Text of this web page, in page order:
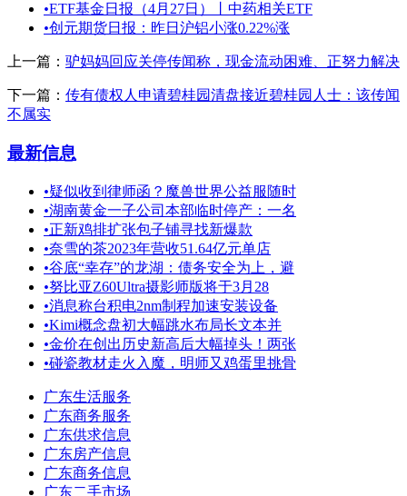
•ETF基金日报（4月27日）丨中药相关ETF
•创元期货日报：昨日沪铝小涨0.22%涨
上一篇： 驴妈妈回应关停传闻称，现金流动困难、正努力解决
下一篇： 传有债权人申请碧桂园清盘接近碧桂园人士：该传闻
不属实
最新信息
•疑似收到律师函？魔兽世界公益服随时
•湖南黄金一子公司本部临时停产：一名
•正新鸡排扩张包子铺寻找新爆款
•奈雪的茶2023年营收51.64亿元单店
•谷底“幸存”的龙湖：债务安全为上，避
•努比亚Z60Ultra摄影师版将于3月28
•消息称台积电2nm制程加速安装设备
•Kimi概念盘初大幅跳水布局长文本并
•金价在创出历史新高后大幅掉头！两张
•碰瓷教材走火入魔，明师又鸡蛋里挑骨
广东生活服务
广东商务服务
广东供求信息
广东房产信息
广东商务信息
广东二手市场